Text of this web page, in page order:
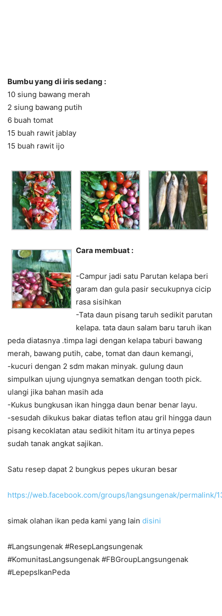
Bumbu yang di iris sedang :
10 siung bawang merah
2 siung bawang putih
6 buah tomat
15 buah rawit jablay
15 buah rawit ijo
Cara membuat :
-Campur jadi satu Parutan kelapa beri
garam dan gula pasir secukupnya cicip
rasa sisihkan
-Tata daun pisang taruh sedikit parutan
kelapa. tata daun salam baru taruh ikan
peda diatasnya .timpa lagi dengan kelapa taburi bawang
merah, bawang putih, cabe, tomat dan daun kemangi,
-kucuri dengan 2 sdm makan minyak. gulung daun
simpulkan ujung ujungnya sematkan dengan tooth pick.
ulangi jika bahan masih ada
-Kukus bungkusan ikan hingga daun benar benar layu.
-sesudah dikukus bakar diatas teflon atau gril hingga daun
pisang kecoklatan atau sedikit hitam itu artinya pepes
sudah tanak angkat sajikan.
Satu resep dapat 2 bungkus pepes ukuran besar
https://web.facebook.com/groups/langsungenak/permalink/
simak olahan ikan peda kami yang lain disini
#Langsungenak #ResepLangsungenak
#KomunitasLangsungenak #FBGroupLangsungenak
#LepepsIkanPeda